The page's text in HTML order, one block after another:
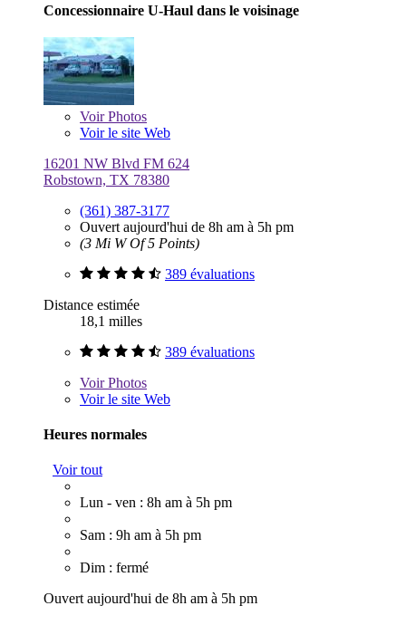
Concessionnaire U-Haul dans le voisinage
VoirPhotos
Voir le site Web
16201 NW Blvd FM 624
Robstown, TX 78380
(361) 387-3177
Ouvert aujourd'hui de 8h am à 5h pm
(3 Mi W Of 5 Points)
389 évaluations
Distance estimée
18,1 milles
389 évaluations
VoirPhotos
Voir le site Web
Heures normales
Voir tout
Lun - ven : 8h am à 5h pm
Sam : 9h am à 5h pm
Dim : fermé
Ouvert aujourd'hui de 8h am à 5h pm